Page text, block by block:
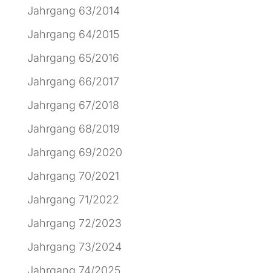
Jahrgang 63/2014
Jahrgang 64/2015
Jahrgang 65/2016
Jahrgang 66/2017
Jahrgang 67/2018
Jahrgang 68/2019
Jahrgang 69/2020
Jahrgang 70/2021
Jahrgang 71/2022
Jahrgang 72/2023
Jahrgang 73/2024
Jahrgang 74/2025